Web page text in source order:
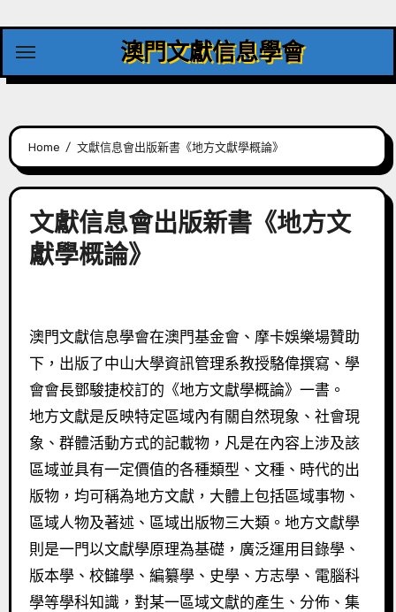
content
澳門文獻信息學會
Home 文獻信息會出版新書《地方文獻學概論》
文獻信息會出版新書《地方文
獻學概論》
澳門文獻信息學會在澳門基金會、摩卡娛樂場贊助
下，出版了中山大學資訊管理系教授駱偉撰寫、學
會會長鄧駿捷校訂的《地方文獻學概論》一書。
地方文獻是反映特定區域內有關自然現象、社會現
象、群體活動方式的記載物，凡是在內容上涉及該
區域並具有一定價值的各種類型、文種、時代的出
版物，均可稱為地方文獻，大體上包括區域事物、
區域人物及著述、區域出版物三大類。地方文獻學
則是一門以文獻學原理為基礎，廣泛運用目錄學、
版本學、校讎學、編纂學、史學、方志學、電腦科
學等學科知識，對某一區域文獻的產生、分佈、集